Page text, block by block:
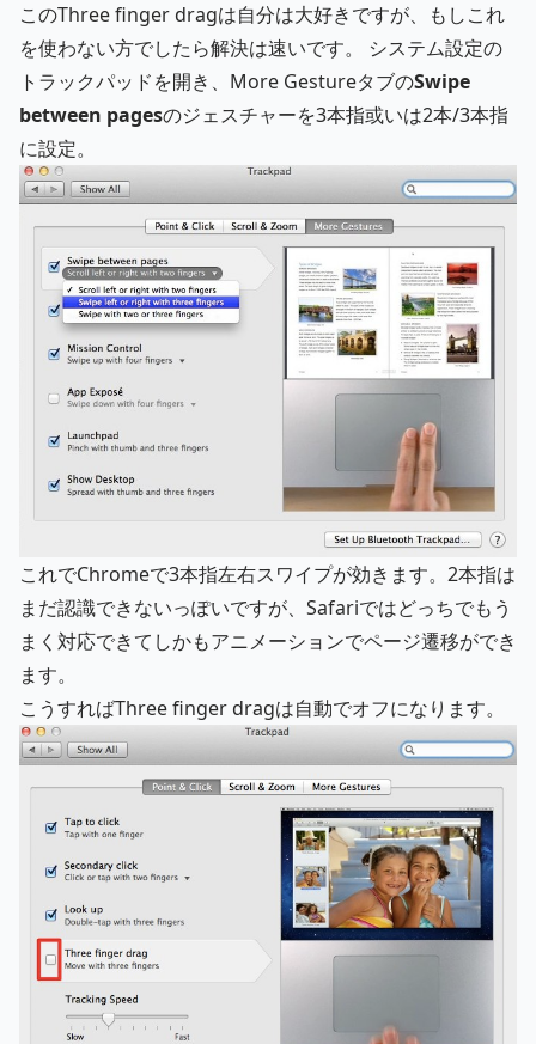
このThree finger dragは自分は大好きですが、もしこれ
を使わない方でしたら解決は速いです。 システム設定の
トラックパッドを開き、More GestureタブのSwipe
between pagesのジェスチャーを3本指或いは2本/3本指
に設定。
これでChromeで3本指左右スワイプが効きます。2本指は
まだ認識できないっぽいですが、Safariではどっちでもう
まく対応できてしかもアニメーションでページ遷移ができ
ます。
こうすればThree finger dragは自動でオフになります。